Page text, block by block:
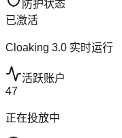
防护状态
已激活
Cloaking 3.0 实时运行
活跃账户
47
正在投放中